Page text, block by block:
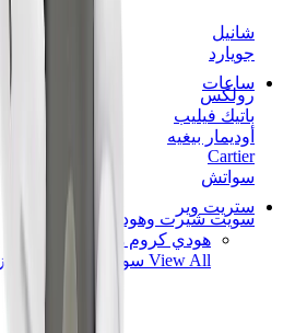
شانيل
جويارد
ساعات
رولكس
باتيك فيليب
أوديمار بيغيه
Cartier
سواتش
ستريت وير
سويت شيرت وهوديز
هودي كروم هارتس
View All سويت شيرت وهوديز